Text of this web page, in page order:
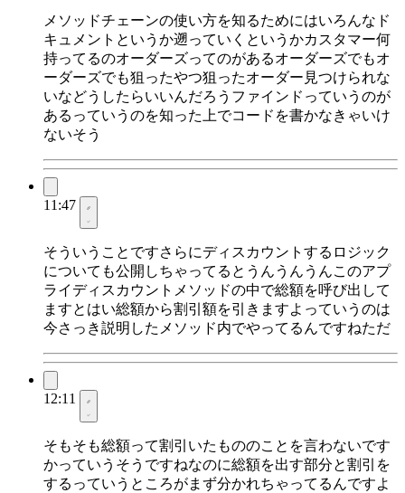
メソッドチェーンの使い方を知るためにはいろんなド
キュメントというか遡っていくというかカスタマー何
持ってるのオーダーズってのがあるオーダーズでもオ
ーダーズでも狙ったやつ狙ったオーダー見つけられな
いなどうしたらいいんだろうファインドっていうのが
あるっていうのを知った上でコードを書かなきゃいけ
ないそう
11:47
そういうことですさらにディスカウントするロジック
についても公開しちゃってるとうんうんうんこのアプ
ライディスカウントメソッドの中で総額を呼び出して
ますとはい総額から割引額を引きますよっていうのは
今さっき説明したメソッド内でやってるんですねただ
12:11
そもそも総額って割引いたもののことを言わないです
かっていうそうですねなのに総額を出す部分と割引を
するっていうところがまず分かれちゃってるんですよ